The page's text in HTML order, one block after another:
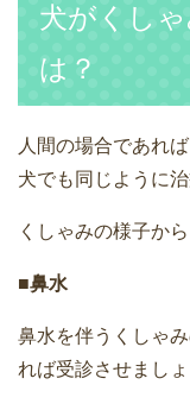
犬がくし
は？
人間の場合であれ
犬でも同じように
くしゃみの様子か
■鼻水
鼻水を伴うくしゃ
れば受診させましょ